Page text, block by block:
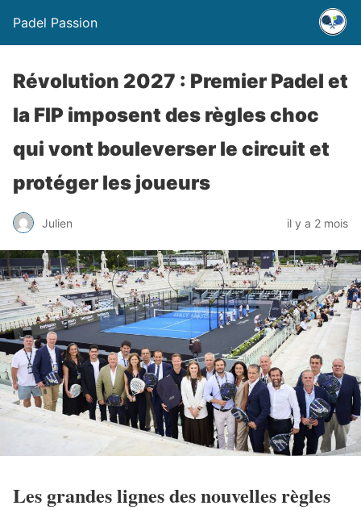
Padel Passion
Révolution 2027 : Premier Padel et
la FIP imposent des règles choc
qui vont bouleverser le circuit et
protéger les joueurs
Julien il y a 2 mois
Les grandes lignes des nouvelles règles